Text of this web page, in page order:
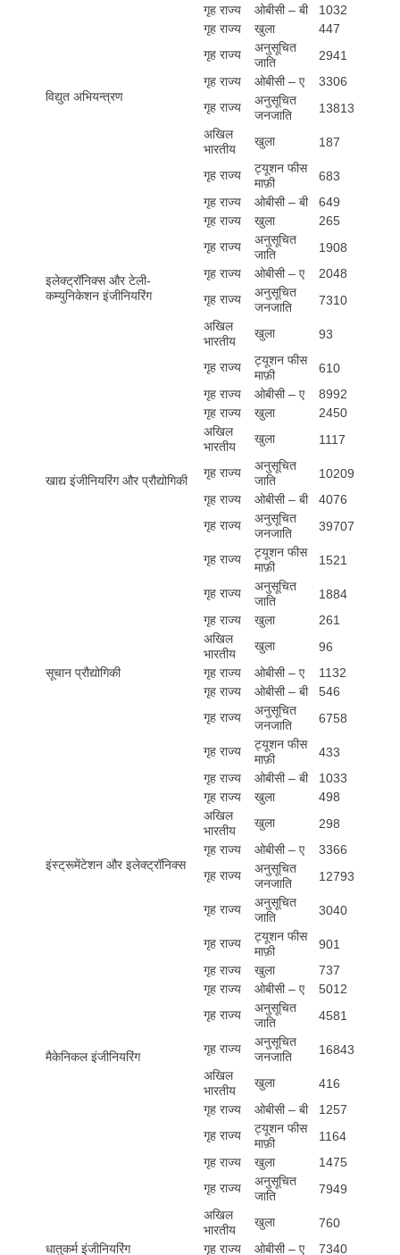
विद्युत अभियन्त्रण
गृह राज्य ओबीसी – बी
1032
गृह राज्य
खुला
447
गृह राज्य
अनुसूचित
जाति
2941
गृह राज्य
ओबीसी – ए
3306
गृह राज्य
अनुसूचित
जनजाति
13813
अखिल
भारतीय
खुला 187
गृह राज्य
ट्यूशन फीस
माफ़ी
683
इलेक्ट्रॉनिक्स और टेली-
कम्युनिकेशन इंजीनियरिंग
गृह राज्य ओबीसी – बी
649
गृह राज्य
खुला
265
गृह राज्य
अनुसूचित
जाति
1908
गृह राज्य
ओबीसी – ए
2048
गृह राज्य
अनुसूचित
जनजाति
7310
अखिल
भारतीय
खुला 93
गृह राज्य
ट्यूशन फीस
माफ़ी
610
खाद्य इंजीनियरिंग और प्रौद्योगिकी
गृह राज्य ओबीसी – ए
8992
गृह राज्य
खुला
2450
अखिल
भारतीय
खुला 1117
गृह राज्य
अनुसूचित
जाति
10209
गृह राज्य
ओबीसी – बी
4076
गृह राज्य
अनुसूचित
जनजाति
39707
गृह राज्य
ट्यूशन फीस
माफ़ी
1521
सूचान प्रौद्योगिकी
गृह राज्य
अनुसूचित
जाति
1884
गृह राज्य
खुला
261
अखिल
भारतीय
खुला
96
गृह राज्य
ओबीसी – ए
1132
गृह राज्य
ओबीसी – बी
546
गृह राज्य
अनुसूचित
जनजाति
6758
गृह राज्य
ट्यूशन फीस
माफ़ी
433
इंस्ट्रूमेंटेशन और इलेक्ट्रॉनिक्स
गृह राज्य ओबीसी – बी
1033
गृह राज्य
खुला
498
अखिल
भारतीय
खुला
298
गृह राज्य
ओबीसी – ए
3366
गृह राज्य
अनुसूचित
जनजाति
12793
गृह राज्य
अनुसूचित
जाति
3040
गृह राज्य
ट्यूशन फीस
माफ़ी
901
मैकेनिकल इंजीनियरिंग
गृह राज्य खुला
737
गृह राज्य
ओबीसी – ए
5012
गृह राज्य
अनुसूचित
जाति
4581
गृह राज्य
अनुसूचित
जनजाति
16843
अखिल
भारतीय
खुला
416
गृह राज्य
ओबीसी – बी
1257
गृह राज्य
ट्यूशन फीस
माफ़ी
1164
धातुकर्म इंजीनियरिंग
गृह राज्य खुला
1475
गृह राज्य
अनुसूचित
जाति
7949
अखिल
भारतीय
खुला
760
गृह राज्य
ओबीसी – ए 7340